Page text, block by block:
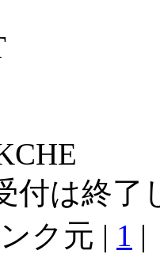
付は終了
ク元 | 1 |